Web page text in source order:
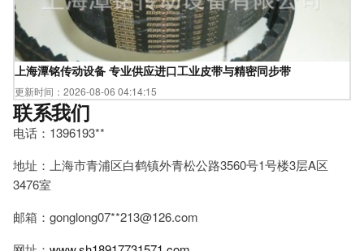
上海潭铭传动设备 专业供应进口工业皮带与精密同步带
更新时间：2026-08-06 04:14:15
联系我们
电话：1396193**
地址：上海市青浦区白鹤镇外青松公路3560号1号楼3层A区
3476室
邮箱：gonglong07**213@126.com